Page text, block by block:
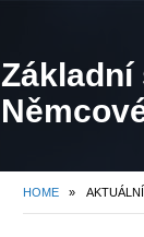
Základní
HOME »